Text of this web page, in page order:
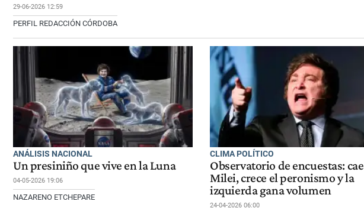
29-06-2026 12:59
PERFIL REDACCIÓN CÓRDOBA
ANÁLISIS NACIONAL
Un presiniño que vive en la Luna
04-05-2026 19:06
NAZARENO ETCHEPARE
CLIMA POLÍTICO
Observatorio de encuestas: cae
Milei, crece el peronismo y la
izquierda gana volumen
24-04-2026 06:00